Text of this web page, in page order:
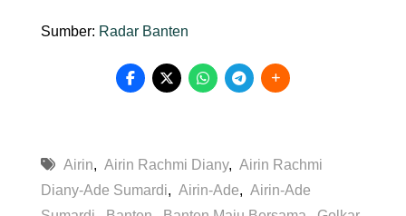
Sumber: Radar Banten
Airin, Airin Rachmi Diany, Airin Rachmi
Diany-Ade Sumardi, Airin-Ade, Airin-Ade